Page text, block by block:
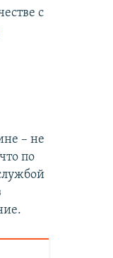
с
– не
по